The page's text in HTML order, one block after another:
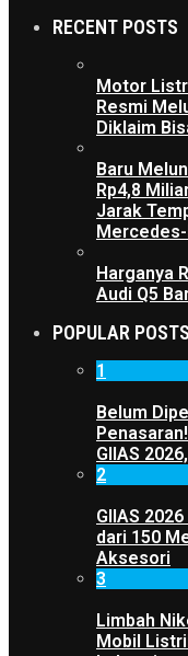
RECENT POSTS
Motor
Resmi
Diklaim
Baru
Rp4,8
Jarak
Harganya
Audi Q5
POPULAR POSTS
1
Belum
GIIAS
2
GIIAS
dari 150
Aksesori
3
Limbah
Mobil